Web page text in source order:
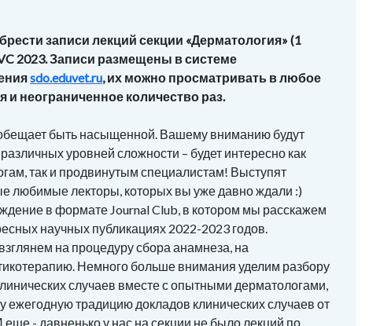
записи лекций секции «Дерматология» (1
2023. Записи размещены в системе
sdo.eduvet.ru, их можно просматривать в любое
и неограниченное количество раз.
быть насыщенной. Вашему вниманию будут
уровней сложности – будет интересно как
так и продвинутым специалистам! Выступят
любимые лекторы, которых вы уже давно ждали :)
в формате Journal Club, в котором мы расскажем
научных публикациях 2022-2023 годов.
на процедуру сбора анамнеза, на
Немного больше внимания уделим разбору
случаев вместе с опытными дерматологами,
традицию докладов клинических случаев от
- давненько у нас на секции не было лекций по